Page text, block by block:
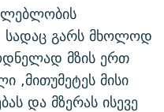
ᲛᲔᲑᲠᲫᲝᲚᲔᲑᲘ - 2022
19
სადაც გარს მხოლოდ
მზის ერთ
,მითუმეტეს მისი
და მზერას ისევე